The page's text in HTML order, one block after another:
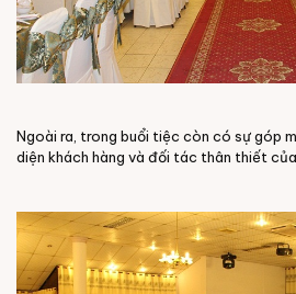
Ngoài ra, trong buổi tiệc còn có sự góp
diện khách hàng và đối tác thân thiết